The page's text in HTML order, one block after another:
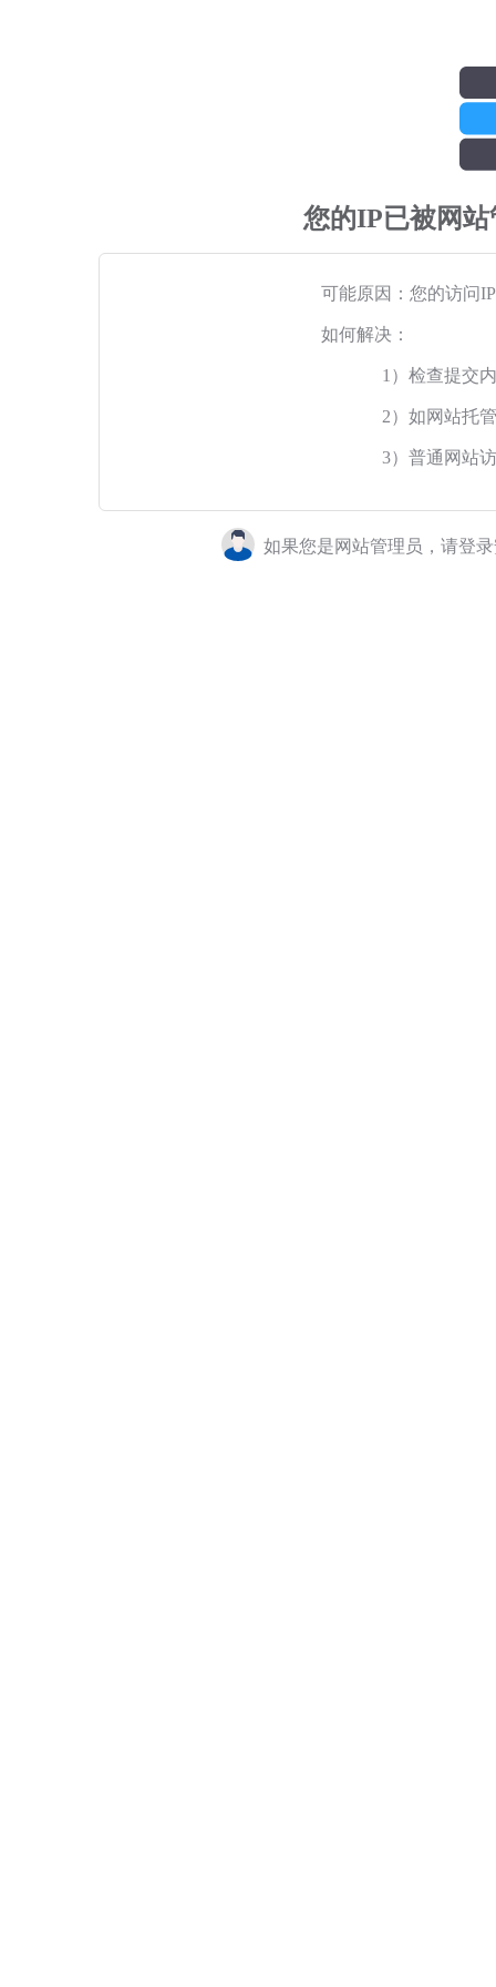
您的IP已被网
可能原因：您的访问
如何解决：
1）检查提交
2）如网站托
3）普通网站
如果您是网站管理员，请登